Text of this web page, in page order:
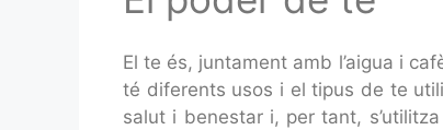
El te és, juntament amb l’aigua i
té diferents usos i el tipus de te
salut i benestar i, per tant,